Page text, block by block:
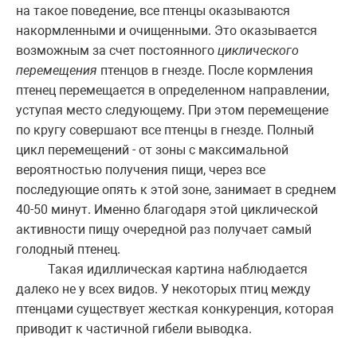
на такое поведение, все птенцы оказываются
накормленными и очищенными. Это оказывается
возможным за счет постоянного циклического
перемещения птенцов в гнезде. После кормления
птенец перемещается в определенном направлении,
уступая место следующему. При этом перемещение
по кругу совершают все птенцы в гнезде. Полный
цикл перемещений - от зоны с максимальной
вероятностью получения пищи, через все
последующие опять к этой зоне, занимает в среднем
40-50 минут. Именно благодаря этой циклической
активности пищу очередной раз получает самый
голодный птенец.
Такая идиллическая картина наблюдается
далеко не у всех видов. У некоторых птиц между
птенцами существует жесткая конкуренция, которая
приводит к частичной гибели выводка.